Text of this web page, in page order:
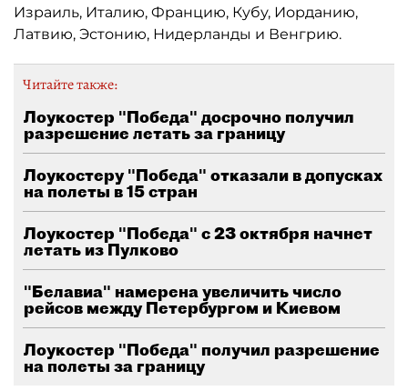
Израиль, Италию, Францию, Кубу, Иорданию,
Латвию, Эстонию, Нидерланды и Венгрию.
Читайте также:
Лоукостер "Победа" досрочно получил
разрешение летать за границу
Лоукостеру "Победа" отказали в допусках
на полеты в 15 стран
Лоукостер "Победа" с 23 октября начнет
летать из Пулково
"Белавиа" намерена увеличить число
рейсов между Петербургом и Киевом
Лоукостер "Победа" получил разрешение
на полеты за границу